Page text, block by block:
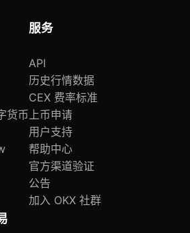
货币
服务
API
历史行情数据
CEX 费率标准
上币申请
用户支持
帮助中心
官方渠道验证
公告
加入 OKX 社群